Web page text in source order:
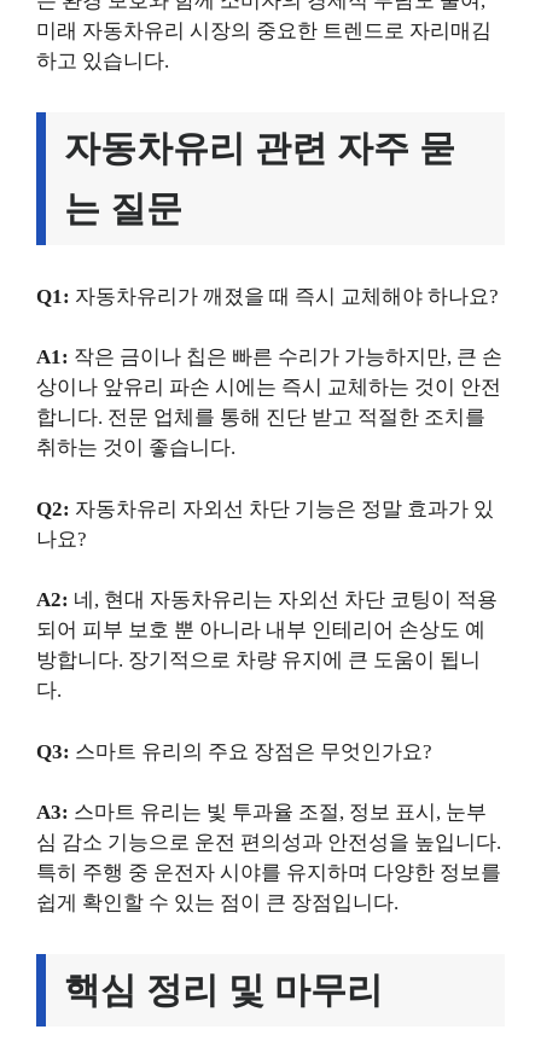
미래 자동차유리 시장의 중요한 트렌드로 자리매김
하고 있습니다.
자동차유리 관련 자주 묻
는 질문
Q1: 자동차유리가 깨졌을 때 즉시 교체해야 하나요?
A1: 작은 금이나 칩은 빠른 수리가 가능하지만, 큰 손
상이나 앞유리 파손 시에는 즉시 교체하는 것이 안전
합니다. 전문 업체를 통해 진단 받고 적절한 조치를
취하는 것이 좋습니다.
Q2: 자동차유리 자외선 차단 기능은 정말 효과가 있
나요?
A2: 네, 현대 자동차유리는 자외선 차단 코팅이 적용
되어 피부 보호 뿐 아니라 내부 인테리어 손상도 예
방합니다. 장기적으로 차량 유지에 큰 도움이 됩니
다.
Q3: 스마트 유리의 주요 장점은 무엇인가요?
A3: 스마트 유리는 빛 투과율 조절, 정보 표시, 눈부
심 감소 기능으로 운전 편의성과 안전성을 높입니다.
특히 주행 중 운전자 시야를 유지하며 다양한 정보를
쉽게 확인할 수 있는 점이 큰 장점입니다.
핵심 정리 및 마무리